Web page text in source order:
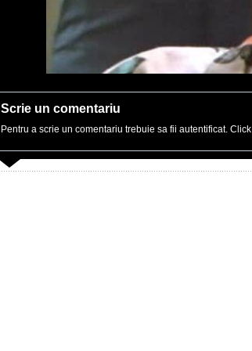
Scrie un comentariu
Pentru a scrie un comentariu trebuie sa fii autentificat. Click